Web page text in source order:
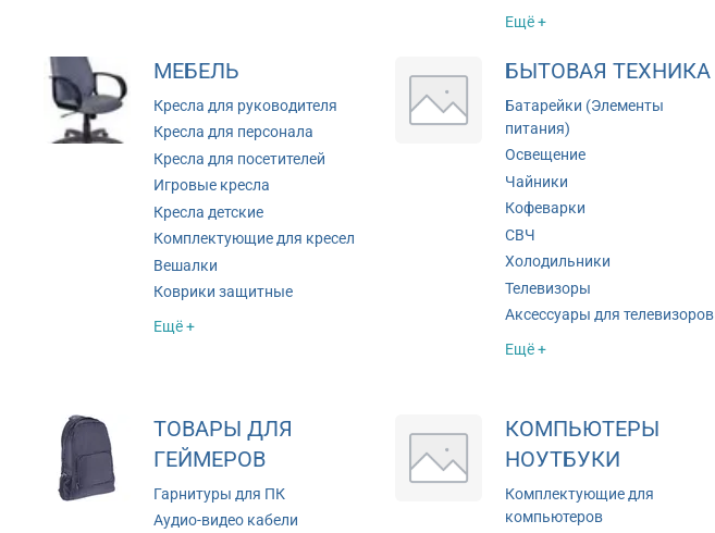
Ещё +
МЕБЕЛЬ
Кресла для руководителя
Кресла для персонала
Кресла для посетителей
Игровые кресла
Кресла детские
Комплектующие для кресел
Вешалки
Коврики защитные
Ещё +
БЫТОВАЯ ТЕХНИКА
Батарейки (Элементы
питания)
Освещение
Чайники
Кофеварки
СВЧ
Холодильники
Телевизоры
Аксессуары для телевизоров
Ещё +
ТОВАРЫ ДЛЯ
ГЕЙМЕРОВ
Гарнитуры для ПК
Аудио-видео кабели
КОМПЬЮТЕРЫ
НОУТБУКИ
Комплектующие для
компьютеров